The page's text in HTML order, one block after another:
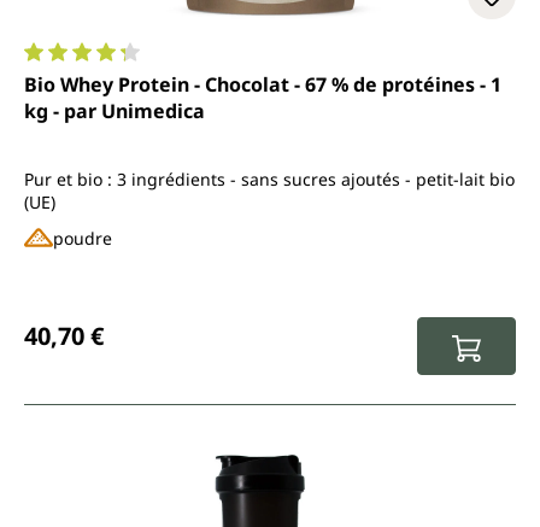
Note moyenne de 4.3 sur 5 étoiles
Bio Whey Protein - Chocolat - 67 % de protéines - 1
kg - par Unimedica
Pur et bio : 3 ingrédients - sans sucres ajoutés - petit-lait bio
(UE)
poudre
40,70 €